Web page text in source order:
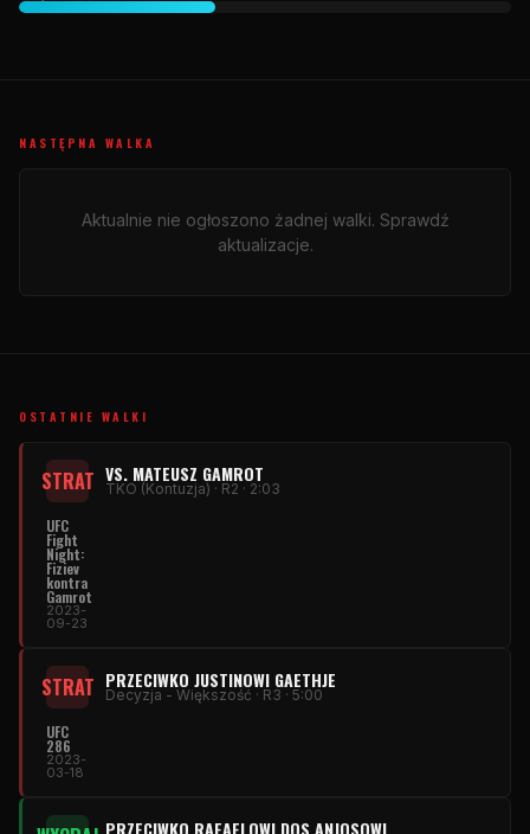
NASTĘPNA WALKA
Aktualnie nie ogłoszono żadnej walki. Sprawdź
aktualizacje.
OSTATNIE WALKI
STRAT VS. MATEUSZ GAMROT
TKO (Kontuzja) · R2 · 2:03
UFC
Fight
Night:
Fiziev
kontra
Gamrot
2023-
09-23
STRAT PRZECIWKO JUSTINOWI GAETHJE
Decyzja - Większość · R3 · 5:00
UFC
286
2023-
03-18
PRZECIWKO RAFAELOWI DOS ANJOSOWI